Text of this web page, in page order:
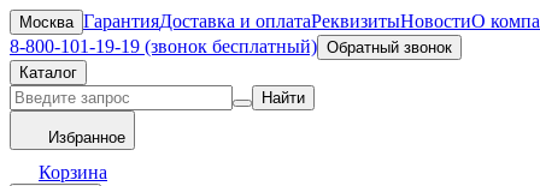
Москва ГарантияДоставка и оплатаРеквизитыНовостиО
8-800-101-19-19 (звонок бесплатный) Обратный звонок
Каталог
Найти
Избранное
Корзина